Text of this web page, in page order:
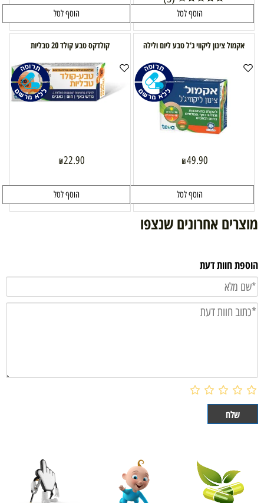
הוסף לסל הוסף לסל
אקמול צינון ליקווי ג'ל טבע ליום ולילה
₪49.90
הוסף לסל
קולדקס טבע קולד 20 טבליות
₪22.90
הוסף לסל
מוצרים אחרונים שנצפו
הוספת חוות דעת